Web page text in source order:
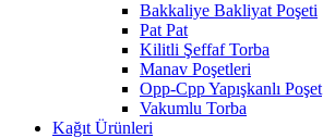
Bakkaliye Bakliyat Poşeti
Pat Pat
Kilitli Şeffaf Torba
Manav Poşetleri
Opp-Cpp Yapışkanlı Poşet
Vakumlu Torba
Kağıt Ürünleri